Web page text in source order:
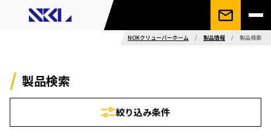
NOKクリューバーホーム / 製品情報 / 製品検索
製品検索
絞り込み条件